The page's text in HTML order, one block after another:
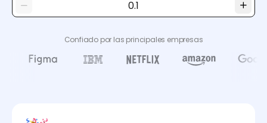
Confiado por las principales empresas